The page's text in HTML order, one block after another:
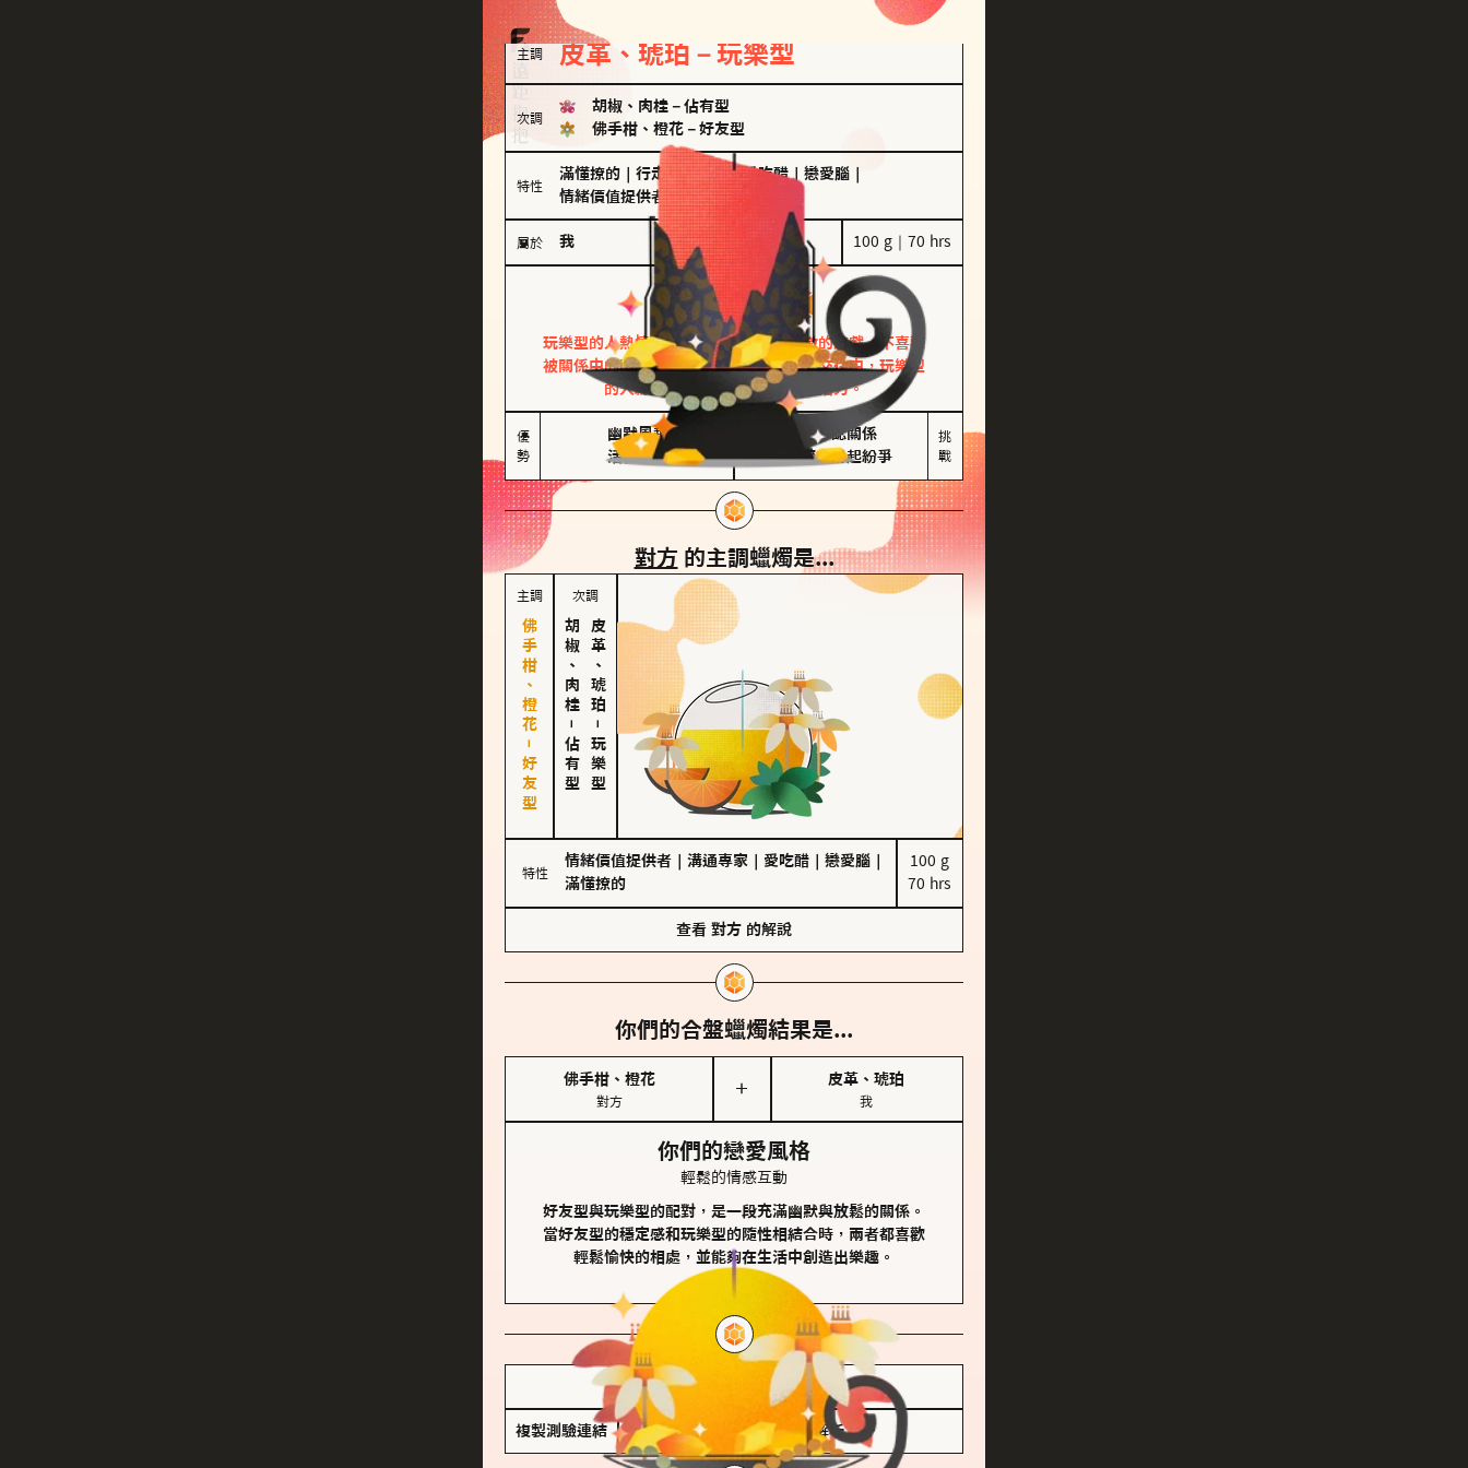
主調 皮革、琥珀－玩樂型
次調
胡椒、肉桂 － 佔有型
佛手柑、橙花 － 好友型
特性
滿懂撩的 行走的發電機 ｜ 愛吃醋｜ 戀愛腦
情緒價值提供者
屬於 我 100 g｜70 hrs
玩樂型
皮革、琥珀
玩樂型的人熱情洋溢，視戀愛為一場刺激的遊戲，不喜歡
被關係中的限制綑綁。無論是約會中還是交往中，玩樂型
的人總能帶來樂趣，讓關係充滿活力。
優
勢
幽默風趣
活在當下
害怕確認關係
桃花較多易起紛爭
挑
戰
對方 的主調蠟燭是...
主調
佛手柑、橙花－好友型
次調
胡椒、肉桂
－
佔有型
皮革、琥珀
－
玩樂型
特性
情緒價值提供者 溝通專家 愛吃醋 戀愛腦
滿懂撩的
100 g
70 hrs
查看 對方 的解說
你們的合盤蠟燭結果是...
佛手柑、橙花
對方
＋
皮革、琥珀
我
你們的戀愛風格
輕鬆的情感互動
好友型與玩樂型的配對，是一段充滿幽默與放鬆的關係。
當好友型的穩定感和玩樂型的隨性相結合時，兩者都喜歡
輕鬆愉快的相處，並能夠在生活中創造出樂趣。
儲存我的結果圖
複製測驗連結 查看香氛類型全解析 >>>